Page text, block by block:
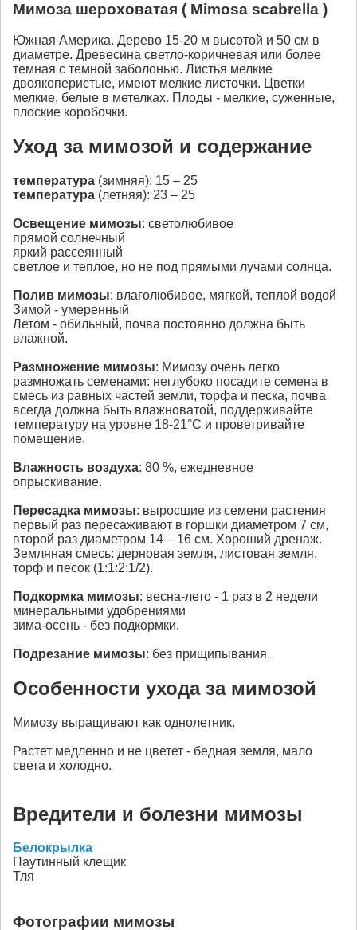
Мимоза шероховатая ( Mimosa scabrella )
Южная Америка. Дерево 15-20 м высотой и 50 см в
диаметре. Древесина светло-коричневая или более
темная с темной заболонью. Листья мелкие
двоякоперистые, имеют мелкие листочки. Цветки
мелкие, белые в метелках. Плоды - мелкие, суженные,
плоские коробочки.
Уход за мимозой и содержание
температура (зимняя): 15 – 25
температура (летняя): 23 – 25
Освещение мимозы: светолюбивое
прямой солнечный
яркий рассеянный
светлое и теплое, но не под прямыми лучами солнца.
Полив мимозы: влаголюбивое, мягкой, теплой водой
Зимой - умеренный
Летом - обильный, почва постоянно должна быть
влажной.
Размножение мимозы: Мимозу очень легко
размножать семенами: неглубоко посадите семена в
смесь из равных частей земли, торфа и песка, почва
всегда должна быть влажноватой, поддерживайте
температуру на уровне 18-21°С и проветривайте
помещение.
Влажность воздуха: 80 %, ежедневное
опрыскивание.
Пересадка мимозы: выросшие из семени растения
первый раз пересаживают в горшки диаметром 7 см,
второй раз диаметром 14 – 16 см. Хороший дренаж.
Земляная смесь: дерновая земля, листовая земля,
торф и песок (1:1:2:1/2).
Подкормка мимозы: весна-лето - 1 раз в 2 недели
минеральными удобрениями
зима-осень - без подкормки.
Подрезание мимозы: без прищипывания.
Особенности ухода за мимозой
Мимозу выращивают как однолетник.
Растет медленно и не цветет - бедная земля, мало
света и холодно.
Вредители и болезни мимозы
Белокрылка
Паутинный клещик
Тля
Фотографии мимозы